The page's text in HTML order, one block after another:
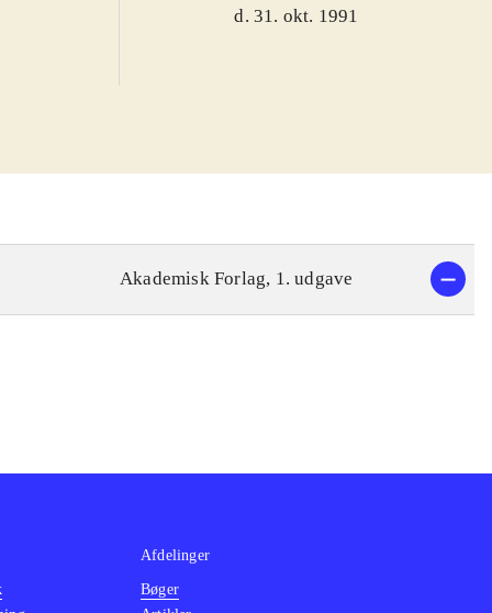
d. 31. okt. 1991
Akademisk Forlag, 1. udgave
Afdelinger
Bøger